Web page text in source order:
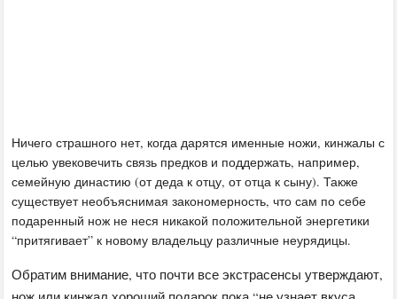
Ничего страшного нет, когда дарятся именные ножи, кинжалы с
целью увековечить связь предков и поддержать, например,
семейную династию (от деда к отцу, от отца к сыну). Также
существует необъяснимая закономерность, что сам по себе
подаренный нож не неся никакой положительной энергетики
“притягивает” к новому владельцу различные неурядицы.
Обратим внимание, что почти все экстрасенсы утверждают,